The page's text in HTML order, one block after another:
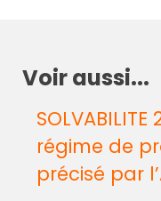
Voir aussi...
régime de
précisé par